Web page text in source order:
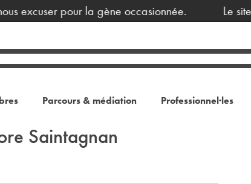
excuser pour la gène occasionnée. Le
Parcours & médiation Professionnel·les
Saintagnan